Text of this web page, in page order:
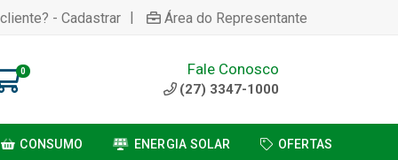
- Cadastrar | Área do Representante
0 Fale Conosco
(27) 3347-1000
CONSUMO ENERGIA SOLAR OFERTAS